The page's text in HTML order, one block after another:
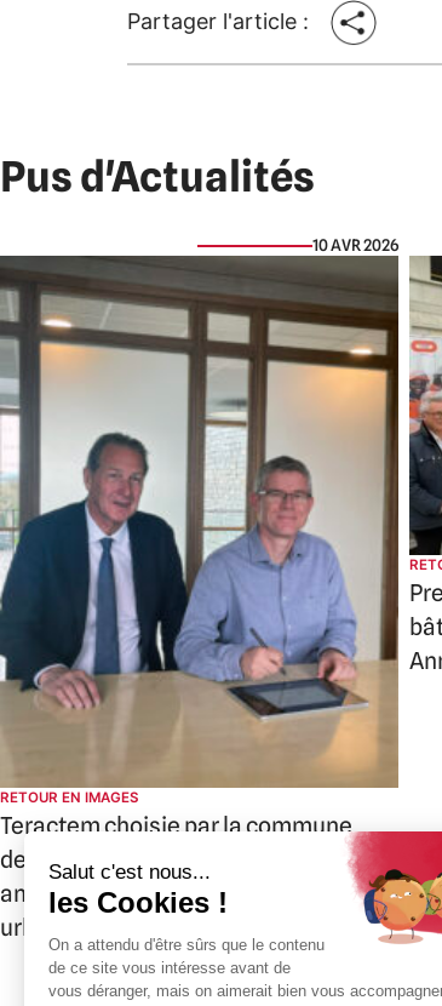
Partager l'article :
Pus d'Actualités
10 AVR 2026
RETOUR EN IMAGES
Teractem choisie par la commune
de Gaillard pour un projet
ambitieux de restructuration
urbaine